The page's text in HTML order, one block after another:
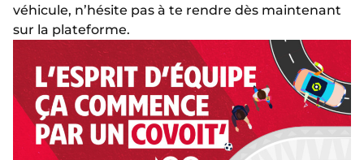
véhicule, n’hésite pas à te rendre dès maintenant
sur la plateforme.